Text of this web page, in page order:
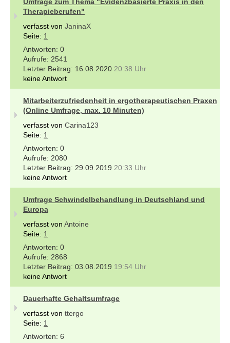
Therapieberufen"
verfasst von JaninaX
Seite: 1
0
2541
16.08.2020 20:38 Uhr
keine Antwort
Mitarbeiterzufriedenheit in ergotherapeutischen Praxen
(Online Umfrage, max. 10 Minuten)
verfasst von Carina123
Seite: 1
0
2080
29.09.2019 20:33 Uhr
keine Antwort
Umfrage Schwindelbehandlung in Deutschland und
Europa
verfasst von Antoine
Seite: 1
0
2868
03.08.2019 19:54 Uhr
keine Antwort
Dauerhafte Gehaltsumfrage
verfasst von ttergo
Seite: 1
6